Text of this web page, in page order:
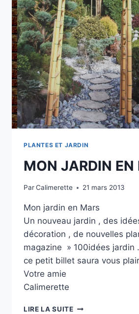
PLANTES ET JARDIN
MON JARDIN EN
ParCalimerette 21 mars 2013
Mon jardin en Mars
Un nouveau jardin , des
décoration , de nouvelles
magazine » 100idées jardin
ce petit billet saura vous
Votre amie
Calimerette
LIRE LA SUITEMON